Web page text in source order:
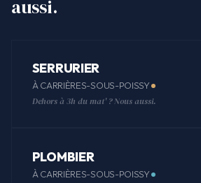
aussi.
SERRURIER
À CARRIÈRES-SOUS-POISSY
Dehors à 3h du mat' ? Nous aussi.
PLOMBIER
À CARRIÈRES-SOUS-POISSY